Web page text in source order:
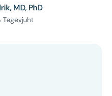
MD, PhD
Tegevjuht